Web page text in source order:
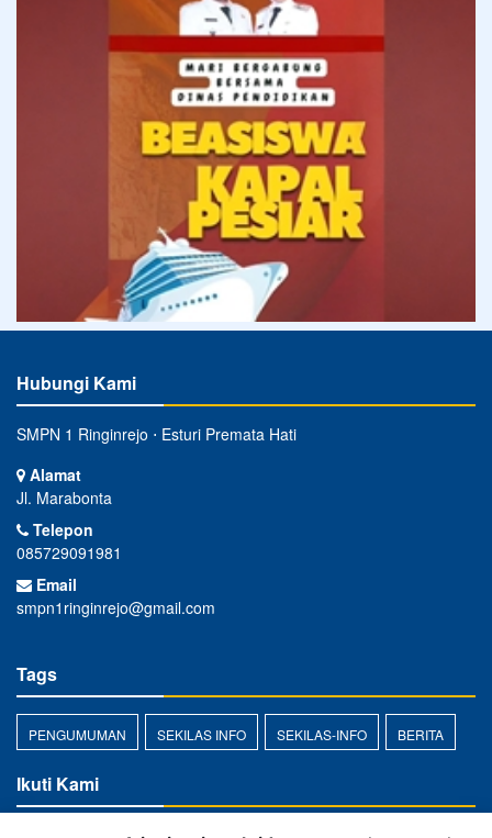
Hubungi Kami
SMPN 1 Ringinrejo ⋅ Esturi Premata Hati
Alamat
Jl. Marabonta
Telepon
085729091981
Email
smpn1ringinrejo@gmail.com
Tags
PENGUMUMAN SEKILAS INFO SEKILAS-INFO BERITA
Ikuti Kami